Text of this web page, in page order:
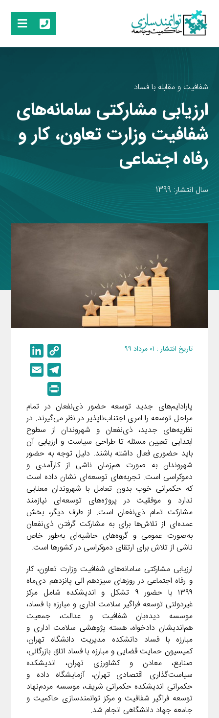
شفافیت و مقابله با فساد
ارزیابی مشارکتی سامانه‌های
شفافیت وزارت تعاون، کار و
رفاه اجتماعی
سال انتشار: 1399
تاریخ انتشار : ۰۱ مرداد ۹۹
o
p
y
L
i
n
k
i
n
e
d
I
n
e
l
e
g
r
a
m
i
l
i
n
t
پارادایم‌های جدید توسعه حضور ذی‌نفعان در تمام
مراحل توسعه را امری اجتناب‌ناپذیر در نظر می‌گیرند. در
نظریه‌های جدید، ذی‌نفعان و شهروندان از سطوح
ابتدایی تعیین مسئله تا طراحی سیاست و ارزیابی آن
باید حضوری فعال داشته باشند. دلیل توجه به حضور
شهروندان به صورت هم‌زمان ناشی از کارآمدی و
دموکراسی است. تجربه‌های توسعه‌ای نشان داده است
که حکمرانی خوب بدون تعامل با شهروندان معنایی
ندارد و موفقیت در پروژه‌های توسعه‌ای نیازمند
مشارکت تمام ذی‌نفعان است. از طرف دیگر، بخش
عمده‌ای از تلاش‌ها برای به مشارکت گرفتن ذی‌نفعان
به‌صورت عمومی و گروه‌های حاشیه‌ای به‌طور خاص
ناشی از تلاش برای ارتقای دموکراسی در کشورها است.
ارزیابی مشارکتی سامانه‌های شفافیت وزارت تعاون، کار
و رفاه اجتماعی در روزهای سیزدهم الی پانزدهم دی‌ماه
۱۳۹۹ با حضور ۹ تشکل و اندیشکده شامل مرکز
غیردولتی توسعه فراگیر سلامت اداری و مبارزه با فساد،
موسسه دیده‌بان شفافیت و عدالت، جمعیت
هم‌اندیشان دادخواه، هسته پژوهشی سلامت اداری و
مبارزه با فساد دانشکده مدیریت دانشگاه تهران،
کمیسیون حمایت قضایی و مبارزه با فساد اتاق بازرگانی،
صنایع، معادن و کشاورزی تهران، اندیشکده
سیاست‌گذاری اقتصادی تهران، آزمایشگاه داده و
حکمرانی اندیشکده حکمرانی شریف، موسسه مردم‌نهاد
توسعه فراگیر شفافیت و مرکز توانمندسازی حاکمیت و
جامعه جهاد دانشگاهی انجام شد.